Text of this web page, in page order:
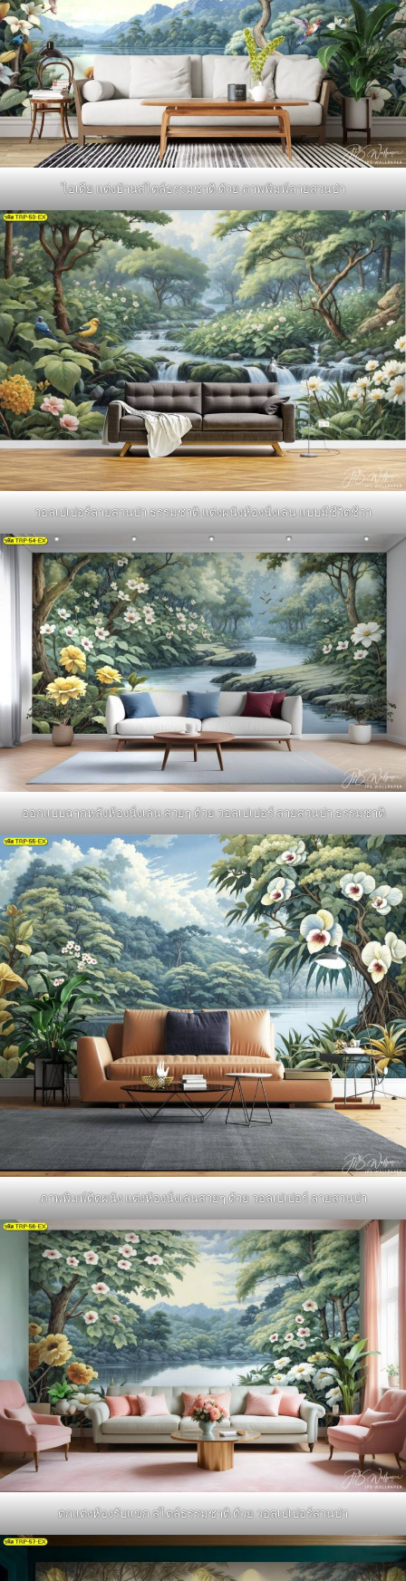
ไอเดีย แต่งบ้านสไตล์ธรรมชาติ ด้วย ภาพพิมพ์ลายสวนป่า
วอลเปเปอร์ลายสวนป่า ธรรมชาติ แต่งผนังห้องนั่งเล่น แบบมีชีวิตชีวา
ออกแบบฉากหลังห้องนั่งเล่น สวยๆ ด้วย วอลเปเปอร์ ลายสวนป่า ธรรมชาติ
ภาพพิมพ์ติดผนัง แต่งห้องนั่งเล่นสวยๆ ด้วย วอลเปเปอร์ ลายสวนป่า
ตกแต่งห้องรับแขก สไตล์ธรรมชาติ ด้วย วอลเปเปอร์สวนป่า